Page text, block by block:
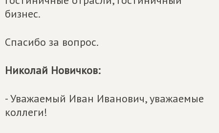
бизнес.
Спасибо за вопрос.
Николай Новичков:
- Уважаемый Иван Иванович, уважаемые
коллеги!